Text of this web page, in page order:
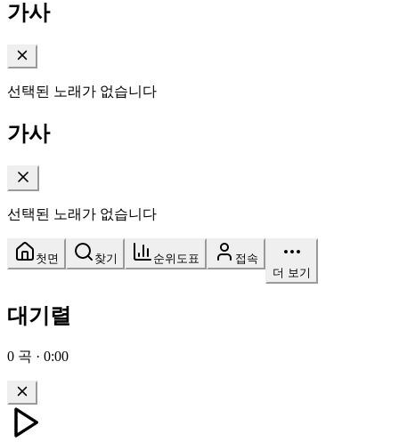
가사
선택된 노래가 없습니다
가사
선택된 노래가 없습니다
첫면 찾기 순위도표
접속
더 보기
대기렬
0 곡 · 0:00